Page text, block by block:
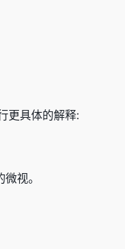
更具体的解释:
视。